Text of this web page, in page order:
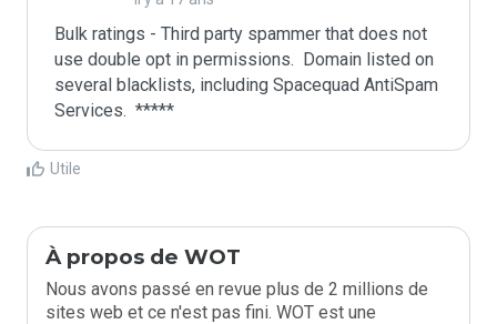
Bulk ratings - Third party spammer that does not
use double opt in permissions.  Domain listed on
several blacklists, including Spacequad AntiSpam
Utile
À propos de WOT
Nous avons passé en revue plus de 2 millions de
sites web et ce n'est pas fini. WOT est une